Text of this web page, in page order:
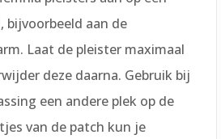
bijvoorbeeld aan de
Laat de pleister maximaal
deze daarna. Gebruik bij
een andere plek op de
van de patch kun je